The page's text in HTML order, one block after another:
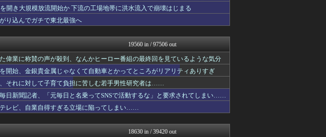
ジしないなら最適クリサ...
FGOまとめ速報
なら公園に行ってくれ...
不思議.net - 5ch...
た時代が完全に終わってし...
半を持っていかれる。そし...
情報漏えいも
痛いニュース(ﾉ∀`)
GUNDAM.LOG｜ガン...
半端ない
PCパーツまとめ
は異常
凹凸ちゃんねる 発達障害・...
、手足も動かせず自発呼吸...
哲学ニュースnwk
キニ速
ノ空】
コンテンツ・声優 | ラブ...
アナきゃぷ速報
ゲーム実況者速報＠YouT...
開き大規模放流開始か 下流の工場地帯に洪水流入で崩壊はじまる
り込んでガチで東北最強へ
19560 in / 97506 out
偉業に称賛の声が殺到、なんかヒーロー番組の最終回を見ているような気分
開始、金銀貴金属じゃなくて自動車とかってところがリアリティありすぎ
それに対して子育て負担に苦しむ若手男性研究者は……
日新聞記者、「元毎日と名乗ってSNSで活動するな」と要求されてしまい……
レビ、自業自得すぎる立場に陥ってしまい……
18630 in / 39420 out